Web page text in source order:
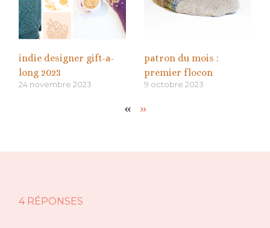
indie designer gift-a-
long 2023
24 novembre 2023
patron du mois :
premier flocon
9 octobre 2023
« »
4 RÉPONSES